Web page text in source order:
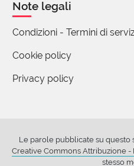
18 Ottobre 2024
Meraviglia il concetto di
descrizione! Ma che bello!
SDV
18 Ottobre 2024
Note legali
Condizioni - Termini di
Cookie policy
Privacy policy
Le parole pubblicate su questo
Creative Commons Attribuzione
stesso